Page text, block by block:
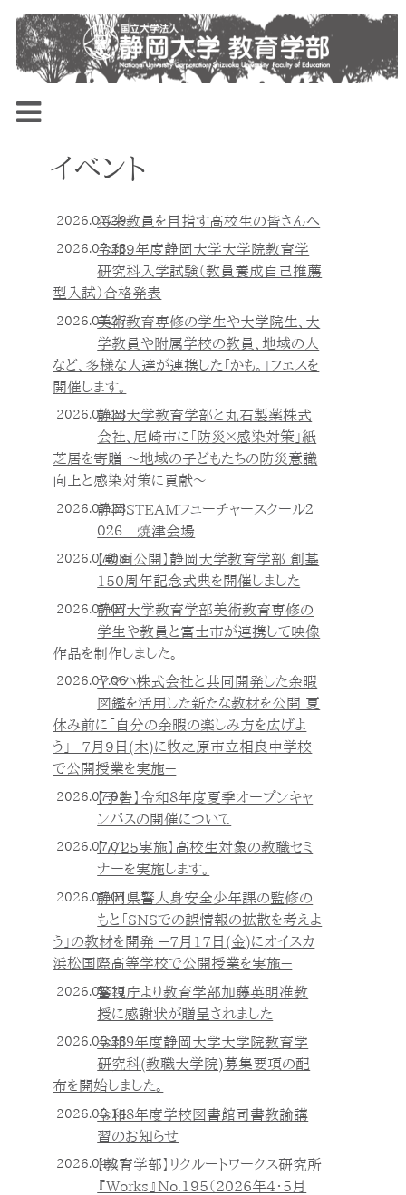
イベント
2026.07.29将来教員を目指す高校生の皆さんへ
2026.07.28令和9年度静岡大学大学院教育学
研究科入学試験（教員養成自己推薦
型入試）合格発表
2026.07.27美術教育専修の学生や大学院生、大
学教員や附属学校の教員、地域の人
など、多様な人達が連携した「かも。」フェスを
開催します。
2026.07.23静岡大学教育学部と丸石製薬株式
会社、尼崎市に「防災×感染対策」紙
芝居を寄贈 ～地域の子どもたちの防災意識
向上と感染対策に貢献～
2026.07.23静岡STEAMフューチャースクール２
０２６ 焼津会場
2026.07.08【動画公開】静岡大学教育学部 創基
150周年記念式典を開催しました
2026.07.07静岡大学教育学部美術教育専修の
学生や教員と富士市が連携して映像
作品を制作しました。
2026.07.06ヤマハ株式会社と共同開発した余暇
図鑑を活用した新たな教材を公開 夏
休み前に「自分の余暇の楽しみ方を広げよ
う」－7月9日(木)に牧之原市立相良中学校
で公開授業を実施－
2026.07.03【予告】令和８年度夏季オープンキャ
ンパスの開催について
2026.07.01【7/25実施】高校生対象の教職セミ
ナーを実施します。
2026.07.01静岡県警人身安全少年課の監修の
もと「SNSでの誤情報の拡散を考えよ
う」の教材を開発 －7月17日(金)にオイスカ
浜松国際高等学校で公開授業を実施－
2026.06.11警視庁より教育学部加藤英明准教
授に感謝状が贈呈されました
2026.05.28令和９年度静岡大学大学院教育学
研究科(教職大学院)募集要項の配
布を開始しました。
2026.05.14令和８年度学校図書館司書教諭講
習のお知らせ
2026.04.27【教育学部】リクルートワークス研究所
『Works』No.195（2026年4・5月